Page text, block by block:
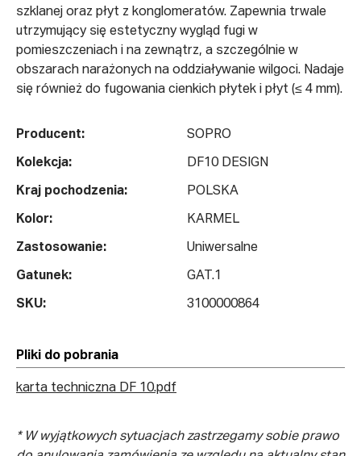
szklanej oraz płyt z konglomeratów. Zapewnia trwale
utrzymujący się estetyczny wygląd fugi w
pomieszczeniach i na zewnątrz, a szczególnie w
obszarach narażonych na oddziaływanie wilgoci. Nadaje
się również do fugowania cienkich płytek i płyt (≤ 4 mm).
Producent: SOPRO
Kolekcja: DF10 DESIGN
Kraj pochodzenia: POLSKA
Kolor: KARMEL
Zastosowanie: Uniwersalne
Gatunek: GAT.1
SKU: 3100000864
Pliki do pobrania
karta techniczna DF 10.pdf
* W wyjątkowych sytuacjach zastrzegamy sobie prawo